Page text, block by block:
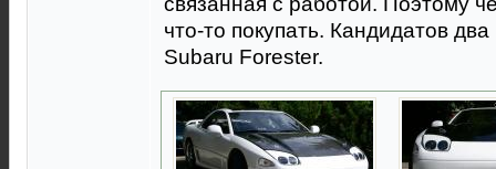
что-то покупать. Кандидатов
Subaru Forester.